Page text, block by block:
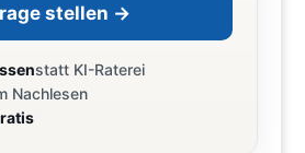
stellen →
statt KI-Raterei
Nachlesen